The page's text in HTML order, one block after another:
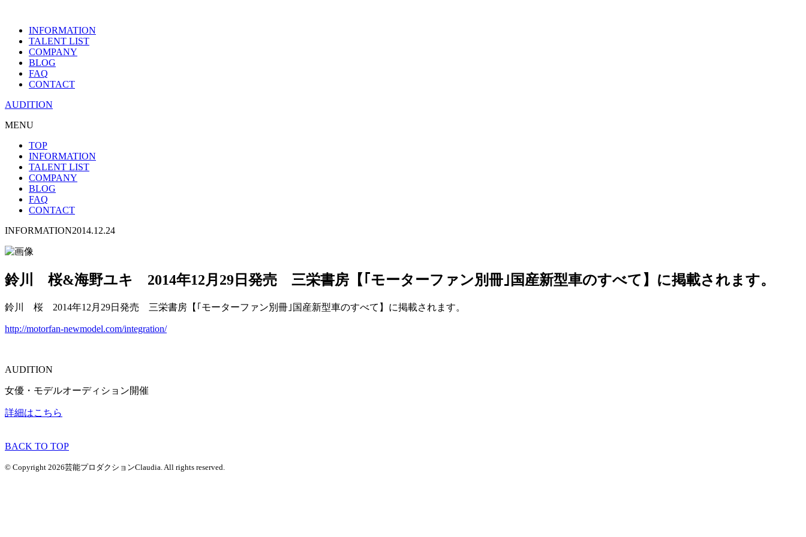
INFORMATION
TALENT LIST
COMPANY
BLOG
FAQ
CONTACT
AUDITION
MENU
TOP
INFORMATION
TALENT LIST
COMPANY
BLOG
FAQ
CONTACT
INFORMATION2014.12.24
鈴川 桜&海野ユキ 2014年12月29日発売 三栄書房【｢モーターファン別冊｣国産新型車のすべて】に掲載されます。
鈴川 桜 2014年12月29日発売 三栄書房【｢モーターファン別冊｣国産新型車のすべて】に掲載されます。
http://motorfan-newmodel.com/integration/
AUDITION
女優・モデルオーディション開催
詳細はこちら
BACK TO TOP
© Copyright 2026芸能プロダクションClaudia. All rights reserved.